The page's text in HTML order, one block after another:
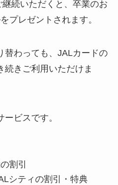
続いただくと、卒業のお
プレゼントされます。
替わっても、JALカードの
続きご利用いただけま
ビスです。
割引
シティの割引・特典